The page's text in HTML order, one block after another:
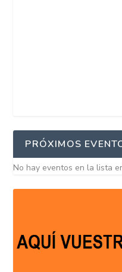
PRÓXIMOS
No hay eventos en la lista